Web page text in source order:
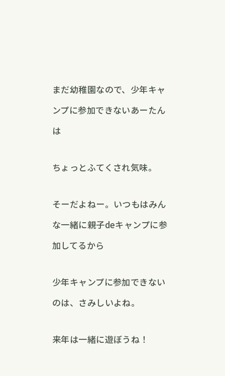
まだ幼稚園なので、少年キャ
ンプに参加できないあーたん
は
ちょっとふてくされ気味。
そーだよねー。いつもはみん
な一緒に親子deキャンプに参
加してるから
少年キャンプに参加できない
のは、さみしいよね。
来年は一緒に遊ぼうね！